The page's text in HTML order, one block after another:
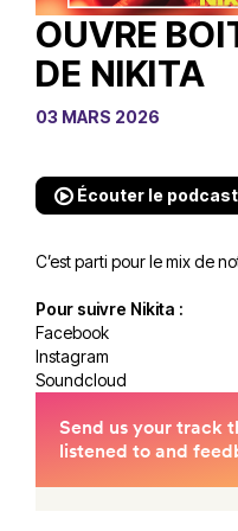
OUVRE
DE NIKITA
03 MARS 2026
Écouter le podcast
C’est parti pour le mix de
Pour suivre Nikita :
Facebook
Instagram
Soundcloud